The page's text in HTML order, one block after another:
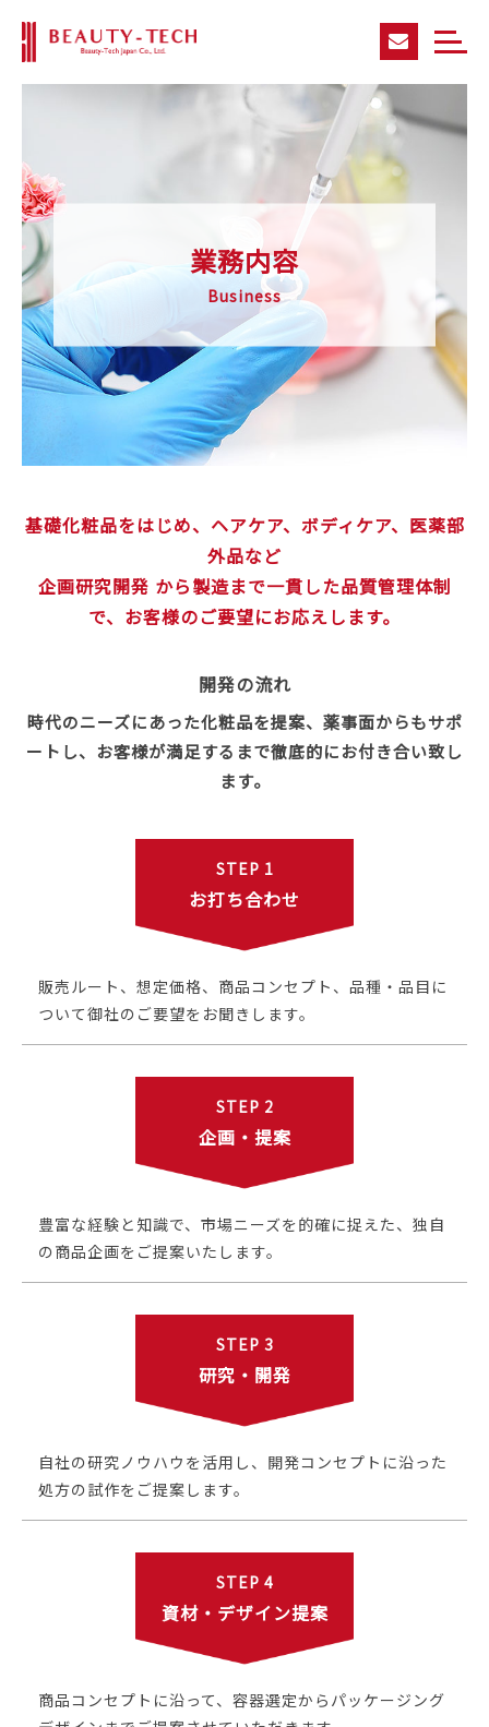
業務内容
Business
基礎化粧品をはじめ、ヘアケア、ボディケア、医薬部
外品など
企画研究開発 から製造まで一貫した品質管理体制
で、お客様のご要望にお応えします。
開発の流れ
時代のニーズにあった化粧品を提案、薬事面からもサポ
ートし、お客様が満足するまで徹底的にお付き合い致し
ます。
STEP 1
お打ち合わせ
販売ルート、想定価格、商品コンセプト、品種・品目に
ついて御社のご要望をお聞きします。
STEP 2
企画・提案
豊富な経験と知識で、市場ニーズを的確に捉えた、独自
の商品企画をご提案いたします。
STEP 3
研究・開発
自社の研究ノウハウを活用し、開発コンセプトに沿った
処方の試作をご提案します。
STEP 4
資材・デザイン提案
商品コンセプトに沿って、容器選定からパッケージング